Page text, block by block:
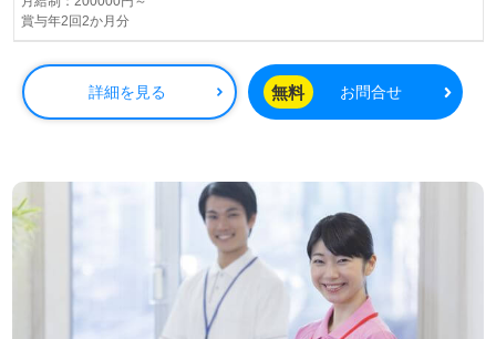
数、ブランク等は問いません。多国籍人材の採用に積極的
な『開運ハイツ』様。グローバルな環境で、大変コミュニ
ケーションの良い職場です。ご経験を活かして、一緒に働
きませんか。
方も遠慮なく＊
LINE、メール、お電話などご希望に応じてお問い合わせ/ご
相談可能です。転職相談、求人紹介、年収交渉など完全無
料サービスをご利用いただけます。＜非公開求人も取扱い
あり！＞"転職支援"のプロと一緒に転職活動！お問い合わ
せお待ちしております。
賞与年2回2か月分
詳細を見る 無料 お問合せ